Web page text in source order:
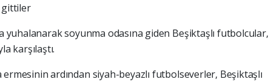
gittiler
yuhalanarak soyunma odasına giden Beşiktaşlı futbolcular,
karşılaştı.
ermesinin ardından siyah-beyazlı futbolseverler, Beşiktaşlı